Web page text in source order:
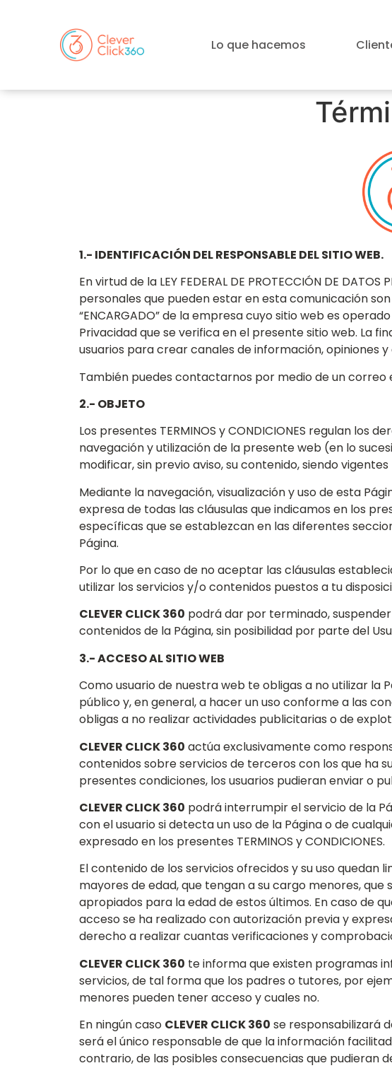
Lo que hacemos
1.- IDENTIFICACIÓN DEL RESPONSABLE DEL SITIO WEB.
En virtud de la LEY FEDERAL DE PROTECCIÓN DE
personales que pueden estar en esta comunicación son
“ENCARGADO” de la empresa cuyo sitio web es
Privacidad que se verifica en el presente sitio web. La
usuarios para crear canales de información, opiniones
También puedes contactarnos por medio de un correo
2.- OBJETO
Los presentes TERMINOS y CONDICIONES regulan los
navegación y utilización de la presente web (en lo
modificar, sin previo aviso, su contenido, siendo
Mediante la navegación, visualización y uso de esta
expresa de todas las cláusulas que indicamos en los
específicas que se establezcan en las diferentes
Página.
Por lo que en caso de no aceptar las cláusulas
utilizar los servicios y/o contenidos puestos a tu
CLEVER CLICK 360 podrá dar por terminado,
contenidos de la Página, sin posibilidad por parte del
3.- ACCESO AL SITIO WEB
Como usuario de nuestra web te obligas a no utilizar la
público y, en general, a hacer un uso conforme a las
obligas a no realizar actividades publicitarias o de
CLEVER CLICK 360 actúa exclusivamente como
contenidos sobre servicios de terceros con los que ha
presentes condiciones, los usuarios pudieran enviar o
CLEVER CLICK 360 podrá interrumpir el servicio de la
con el usuario si detecta un uso de la Página o de
expresado en los presentes TERMINOS y CONDICIONES.
El contenido de los servicios ofrecidos y su uso quedan
mayores de edad, que tengan a su cargo menores,
apropiados para la edad de estos últimos. En caso de
acceso se ha realizado con autorización previa y
derecho a realizar cuantas verificaciones y
CLEVER CLICK 360 te informa que existen programas
servicios, de tal forma que los padres o tutores, por
menores pueden tener acceso y cuales no.
En ningún caso CLEVER CLICK 360 se responsabilizará
será el único responsable de que la información
contrario, de las posibles consecuencias que pudieran